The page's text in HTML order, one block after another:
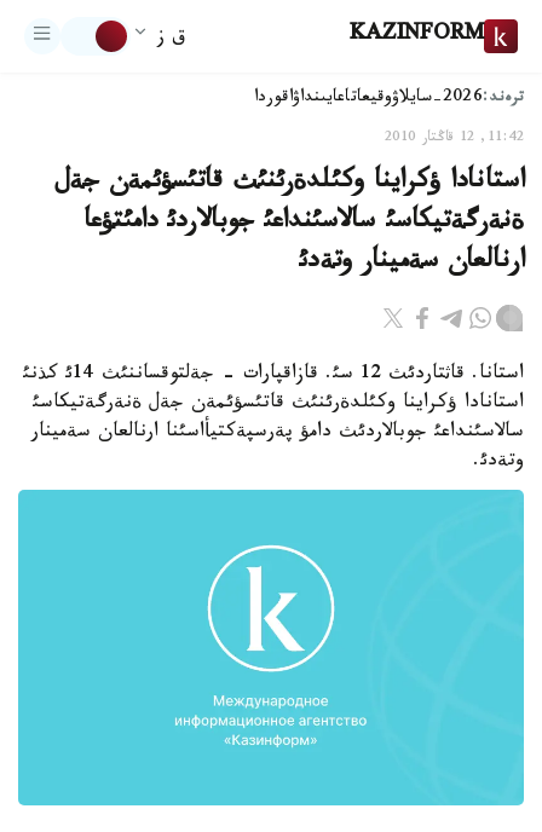
KAZINFORM ق ز
ترەند:2026-سايلاۋ وقيعاتاعايىنداۋاقوردا
11:42, 12 قاڭتار 2010
استانادا ؤكراينا وكئلدةرئنئث قاتئسؤئمةن جةل
ةنةرگةتيكاسئ سالاسئنداعئ جوبالاردئ دامئتؤعا
ارنالعان سةمينار وتةدئ
استانا. قاثتاردئث 12 سئ. قازاقپارات - جةلتوقساننئث 14ئ كذنئ
استانادا ؤكراينا وكئلدةرئنئث قاتئسؤئمةن جةل ةنةرگةتيكاسئ
سالاسئنداعئ جوبالاردئث دامؤ پةرسپةكتيأاسئنا ارنالعان سةمينار
وتةدئ.